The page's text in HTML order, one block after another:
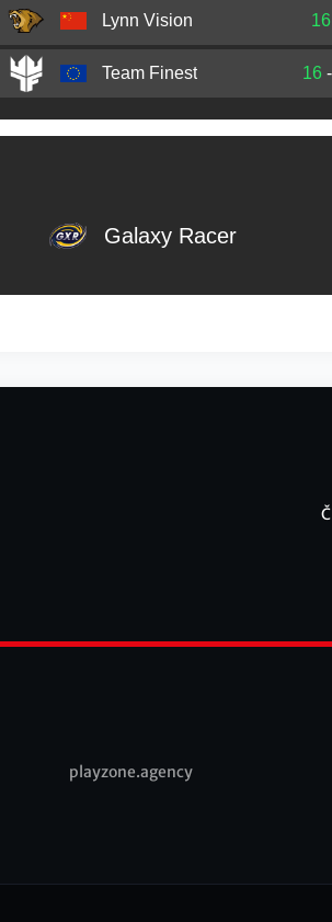
Lynn Vision 16
Team Finest 16
Galaxy Racer
playzone.agency